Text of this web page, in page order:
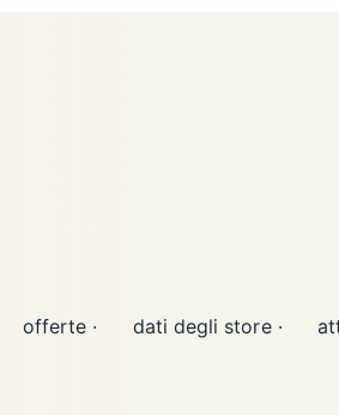
offerte · dati degli store ·